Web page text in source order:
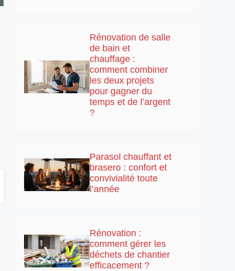
Rénovation de salle
de bain et
chauffage :
comment combiner
les deux projets
pour gagner du
temps et de l’argent
?
Parasol chauffant et
brasero : confort et
convivialité toute
l’année
Rénovation :
comment gérer les
déchets de chantier
efficacement ?